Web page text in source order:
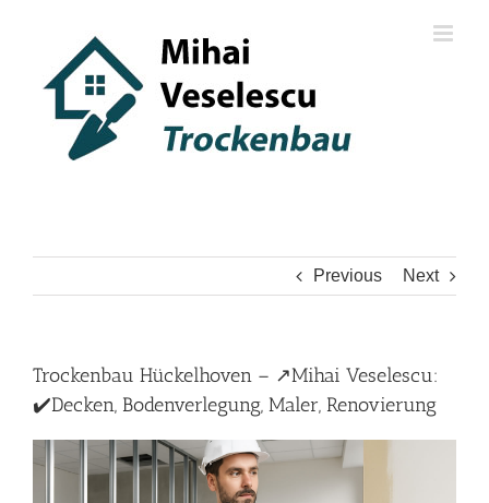
Previous Next
Trockenbau Hückelhoven – ↗️Mihai Veselescu:
✔️Decken, Bodenverlegung, Maler, Renovierung